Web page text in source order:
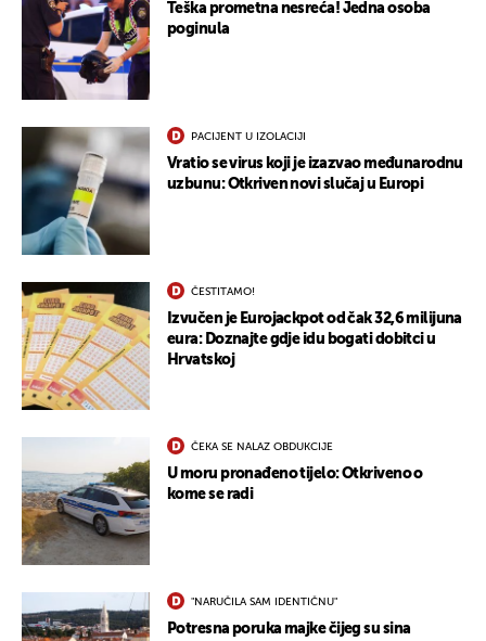
Teška prometna nesreća! Jedna osoba
poginula
PACIJENT U IZOLACIJI
Vratio se virus koji je izazvao međunarodnu
uzbunu: Otkriven novi slučaj u Europi
ČESTITAMO!
Izvučen je Eurojackpot od čak 32,6 milijuna
eura: Doznajte gdje idu bogati dobitci u
Hrvatskoj
ČEKA SE NALAZ OBDUKCIJE
U moru pronađeno tijelo: Otkriveno o
kome se radi
"NARUČILA SAM IDENTIČNU"
Potresna poruka majke čijeg su sina